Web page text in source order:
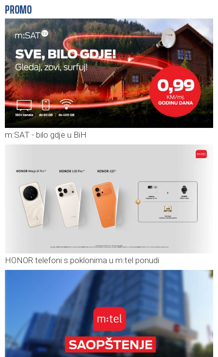
PROMO
m:SAT - bilo gdje u BiH
HONOR telefoni s poklonima u m:tel ponudi